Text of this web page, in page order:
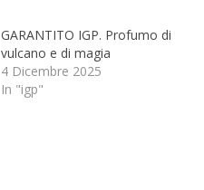
GARANTITO IGP. Profumo di
vulcano e di magia
4 Dicembre 2025
In "igp"